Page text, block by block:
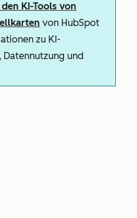
KI-Tools von
von HubSpot
zu KI-
und